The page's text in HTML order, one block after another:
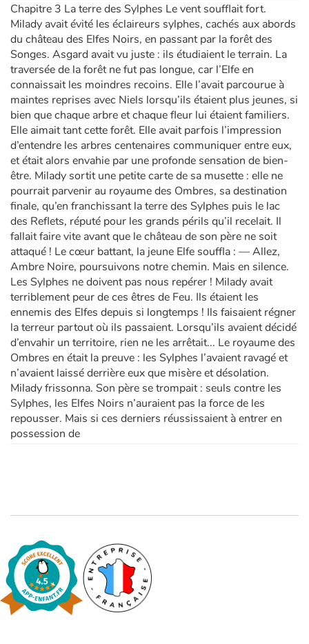
Chapitre 3 La terre des Sylphes Le vent soufflait fort.
Milady avait évité les éclaireurs sylphes, cachés aux abords
du château des Elfes Noirs, en passant par la forêt des
Songes. Asgard avait vu juste : ils étudiaient le terrain. La
traversée de la forêt ne fut pas longue, car l’Elfe en
connaissait les moindres recoins. Elle l’avait parcourue à
maintes reprises avec Niels lorsqu’ils étaient plus jeunes, si
bien que chaque arbre et chaque fleur lui étaient familiers.
Elle aimait tant cette forêt. Elle avait parfois l’impression
d’entendre les arbres centenaires communiquer entre eux,
et était alors envahie par une profonde sensation de bien-
être. Milady sortit une petite carte de sa musette : elle ne
pourrait parvenir au royaume des Ombres, sa destination
finale, qu’en franchissant la terre des Sylphes puis le lac
des Reflets, réputé pour les grands périls qu’il recelait. Il
fallait faire vite avant que le château de son père ne soit
attaqué ! Le cœur battant, la jeune Elfe souffla : — Allez,
Ambre Noire, poursuivons notre chemin. Mais en silence.
Les Sylphes ne doivent pas nous repérer ! Milady avait
terriblement peur de ces êtres de Feu. Ils étaient les
ennemis des Elfes depuis si longtemps ! Ils faisaient régner
la terreur partout où ils passaient. Lorsqu’ils avaient décidé
d’envahir un territoire, rien ne les arrêtait... Le royaume des
Ombres en était la preuve : les Sylphes l’avaient ravagé et
n’avaient laissé derrière eux que misère et désolation.
Milady frissonna. Son père se trompait : seuls contre les
Sylphes, les Elfes Noirs n’auraient pas la force de les
repousser. Mais si ces derniers réussissaient à entrer en
possession de